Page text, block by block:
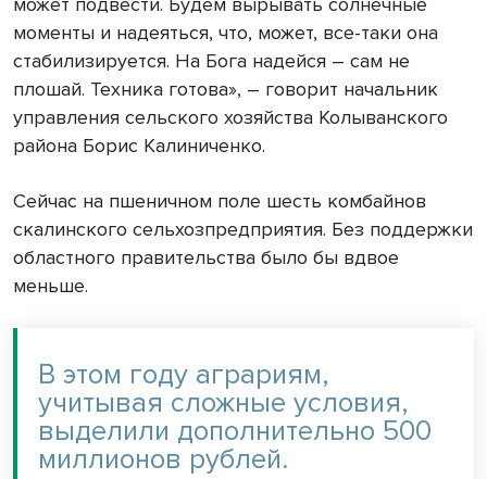
моменты и надеяться, что, может, все-таки она
стабилизируется. На Бога надейся – сам не
плошай. Техника готова», – говорит начальник
управления сельского хозяйства Колыванского
района Борис Калиниченко.
Сейчас на пшеничном поле шесть комбайнов
скалинского сельхозпредприятия. Без поддержки
областного правительства было бы вдвое
меньше.
В этом году аграриям,
учитывая сложные условия,
выделили дополнительно 500
миллионов рублей.